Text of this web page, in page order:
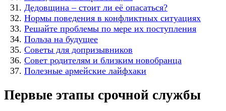
Дедовщина – стоит ли её опасаться?
Нормы поведения в конфликтных ситуациях
Решайте проблемы по мере их поступления
Польза на будущее
Советы для допризывников
Совет родителям и близким новобранца
Полезные армейские лайфхаки
Первые этапы срочной службы